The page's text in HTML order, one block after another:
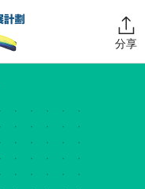
分享